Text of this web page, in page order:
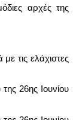
αρχές της
τις ελάχιστες
26ης Ιουνίου